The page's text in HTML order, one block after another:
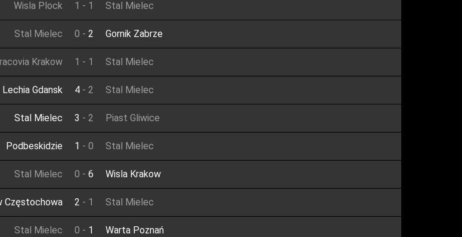
Wisla Plock 1 - 1 Stal Mielec
Stal Mielec 0 - 2 Gornik Zabrze
Krakow 1 - 1 Stal Mielec
Lechia Gdansk 4 - 2 Stal Mielec
Stal Mielec 3 - 2 Piast Gliwice
Podbeskidzie 1 - 0 Stal Mielec
Stal Mielec 0 - 6 Wisla Krakow
Częstochowa 2 - 1 Stal Mielec
Stal Mielec 0 - 1 Warta Poznań